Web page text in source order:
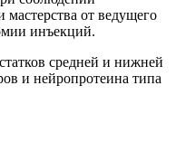
мастерства от ведущего
инъекций.
средней и нижней
и нейропротеина типа